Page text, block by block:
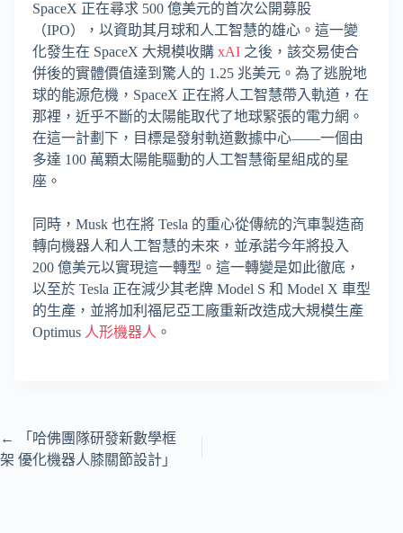
SpaceX 正在尋求 500 億美元的首次公開募股
（IPO），以資助其月球和人工智慧的雄心。這一變
化發生在 SpaceX 大規模收購 xAI 之後，該交易使合
併後的實體價值達到驚人的 1.25 兆美元。為了逃脫地
球的能源危機，SpaceX 正在將人工智慧帶入軌道，在
那裡，近乎不斷的太陽能取代了地球緊張的電力網。
在這一計劃下，目標是發射軌道數據中心——一個由
多達 100 萬顆太陽能驅動的人工智慧衛星組成的星
座。
同時，Musk 也在將 Tesla 的重心從傳統的汽車製造商
轉向機器人和人工智慧的未來，並承諾今年將投入
200 億美元以實現這一轉型。這一轉變是如此徹底，
以至於 Tesla 正在減少其老牌 Model S 和 Model X 車型
的生產，並將加利福尼亞工廠重新改造成大規模生產
Optimus 人形機器人 。
←
「哈佛團隊研發新數學框
架 優化機器人膝關節設計」